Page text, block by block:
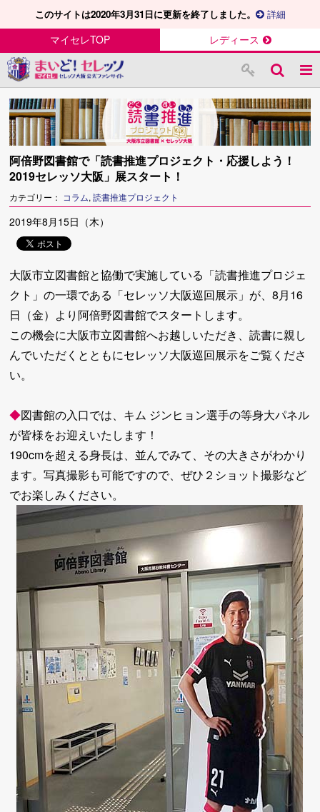
このサイトは2020年3月31日に更新を終了しました。 詳細
マイセレTOP レディース
阿倍野図書館で「読書推進プロジェクト・応援しよう！
2019セレッソ大阪」展スタート！
カテゴリー： コラム, 読書推進プロジェクト
2019年8月15日（木）
大阪市立図書館と協働で実施している「読書推進プロジェ
クト」の一環である「セレッソ大阪巡回展示」が、8月16
日（金）より阿倍野図書館でスタートします。
この機会に大阪市立図書館へお越しいただき、読書に親し
んでいただくとともにセレッソ大阪巡回展示をご覧くださ
い。
◆図書館の入口では、キム ジンヒョン選手の等身大パネル
が皆様をお迎えいたします！
190cmを超える身長は、並んでみて、その大きさがわかり
ます。写真撮影も可能ですので、ぜひ２ショット撮影など
でお楽しみください。